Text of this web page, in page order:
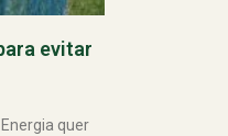
evitar
quer